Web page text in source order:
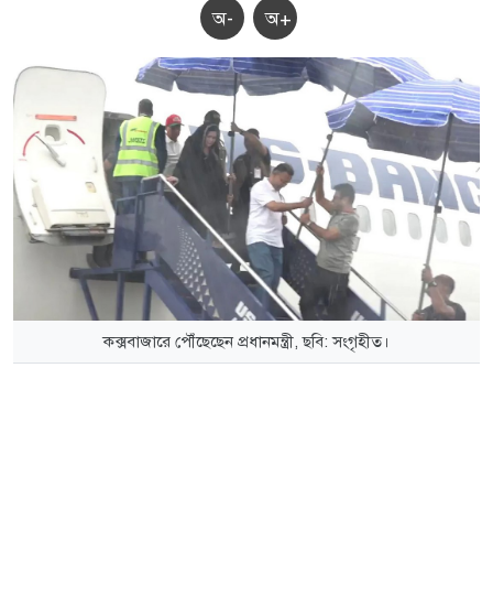
অ- অ+
কক্সবাজারে পৌঁছেছেন প্রধানমন্ত্রী, ছবি: সংগৃহীত।